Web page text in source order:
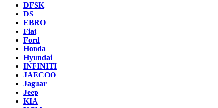
DFSK
DS
EBRO
Fiat
Ford
Honda
Hyundai
INFINITI
JAECOO
Jaguar
Jeep
KIA